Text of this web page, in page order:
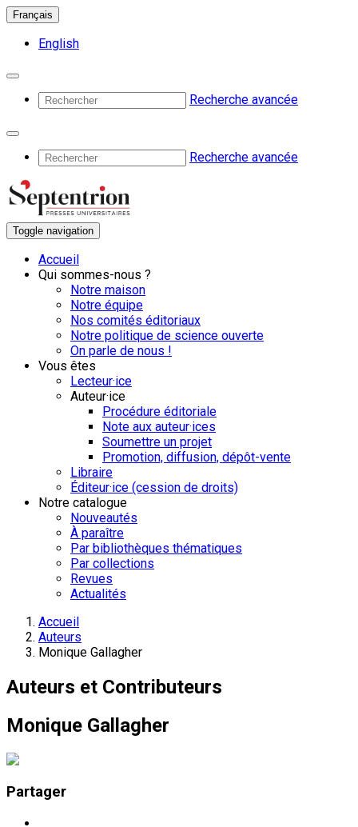
Français
English
Recherche avancée
Recherche avancée
Toggle navigation
Accueil
Qui sommes-nous ?
Notre maison
Notre équipe
Nos comités éditoriaux
Notre politique de science ouverte
On parle de nous !
Vous êtes
Lecteur·ice
Auteur·ice
Procédure éditoriale
Note aux auteur·ices
Soumettre un projet
Promotion, diffusion, dépôt-vente
Libraire
Éditeur·ice (cession de droits)
Notre catalogue
Nouveautés
À paraître
Par bibliothèques thématiques
Par collections
Revues
Actualités
Accueil
Auteurs
Monique Gallagher
Auteurs et Contributeurs
Monique Gallagher
Partager